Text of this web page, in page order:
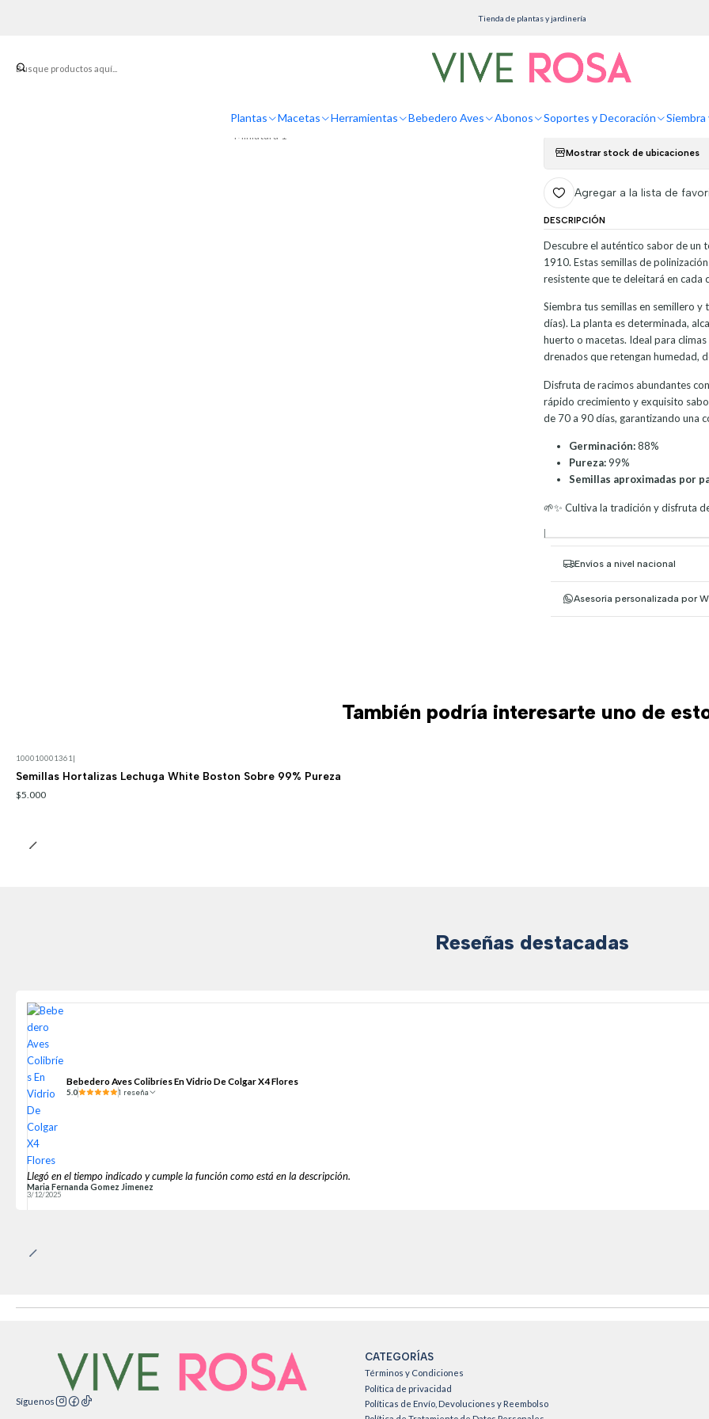
Plantas Macetas Herramientas Bebedero Aves Abonos Soportes y Decoración
Tienda de plantas y jardinería
Siembra y Cultivo Semillas Semillas De Tomate Cherry
Semillas De
Cantidad
Mostrar stock de ubicaciones
Agregar a la lista de
DESCRIPCIÓN
Descubre el auténtico sabor de un
1910. Estas semillas de
resistente que te deleitará en cada
Siembra tus semillas en semillero
días). La planta es determinada,
huerto o macetas. Ideal para
drenados que retengan humedad,
Disfruta de racimos abundantes
rápido crecimiento y exquisito
de 70 a 90 días, garantizando una
Germinación:88%
Pureza:99%
Semillas aproximadas por
🌱✨ Cultiva la tradición y disfruta
|
Envíos a nivel nacional
Asesoría personalizada por
También podría interesarte uno de
100010001361 |
Semillas Hortalizas Lechuga White Boston Sobre 99% Pureza
$5.000
Reseñas destacadas
Bebedero Aves Colibríes En Vidrio De Colgar X4 Flores
5.0 1 reseña
Llegó en el tiempo indicado y cumple la función como está en la descripción.
Maria Fernanda Gomez Jimenez
3/12/2025
Síguenos
CATEGORÍAS
Términos y Condiciones
Política de privacidad
Políticas de Envío, Devoluciones y Reembolso